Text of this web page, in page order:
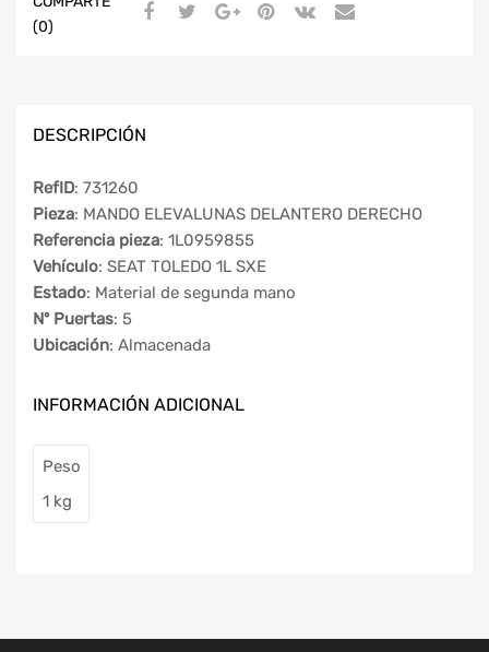
(0)
DESCRIPCIÓN
RefID: 731260
Pieza: MANDO ELEVALUNAS DELANTERO DERECHO
Referencia pieza: 1L0959855
Vehículo: SEAT TOLEDO 1L SXE
Estado: Material de segunda mano
Nº Puertas: 5
Ubicación: Almacenada
INFORMACIÓN ADICIONAL
Peso
1 kg